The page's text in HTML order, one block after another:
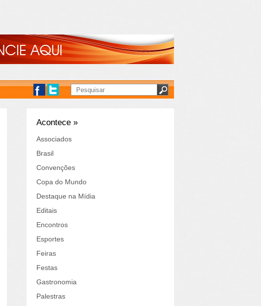
Acontece »
Associados
Brasil
Convenções
Copa do Mundo
Destaque na Mídia
Editais
Encontros
Esportes
Feiras
Festas
Gastronomia
Palestras